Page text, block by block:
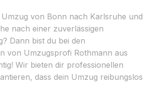
von Bonn nach Karlsruhe und
nach einer zuverlässigen
Dann bist du bei den
von Umzugsprofi Rothmann aus
Wir bieten dir professionellen
dass dein Umzug reibungslos